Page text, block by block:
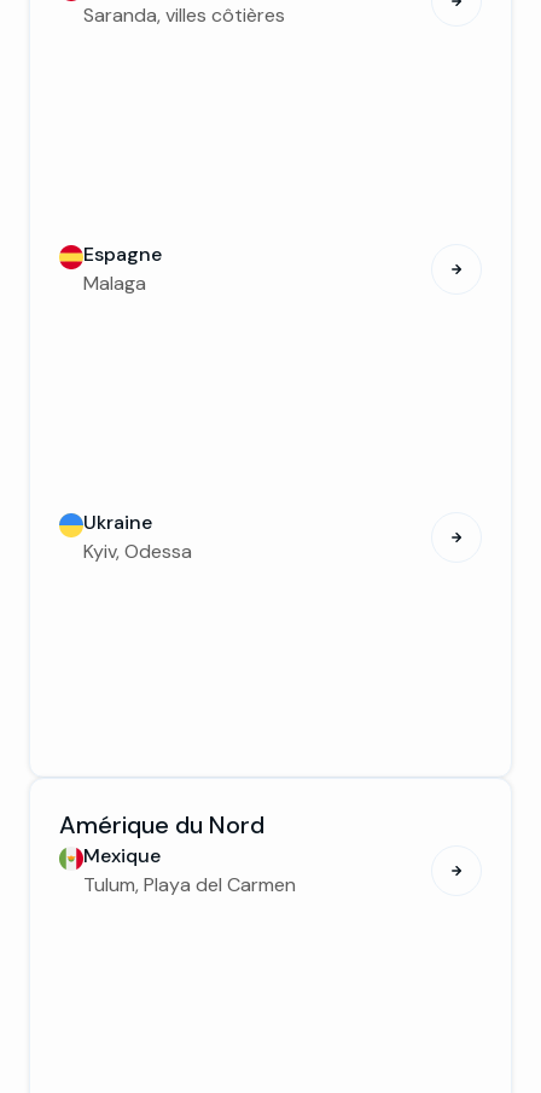
Saranda, villes côtières
Espagne
Malaga
Ukraine
Kyiv, Odessa
Amérique du Nord
Mexique
Tulum, Playa del Carmen